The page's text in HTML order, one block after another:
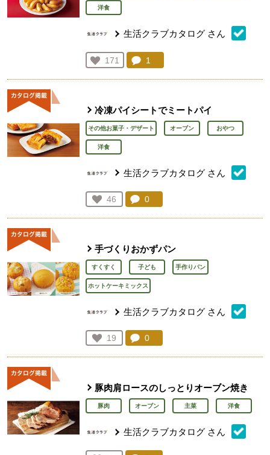
洋食
生活クラブカタログ さん
お気に入り登録：
171
人が登録
コメント：
1
冷凍パイシートでミートパイ
その他お菓子・デザート オーブン おやつ
洋食
生活クラブカタログ さん
お気に入り登録：
46
人が登録
コメント：
0
手づくりおかずパン
すくすく 子ども 手作りパン
ホットケーキミックス
生活クラブカタログ さん
お気に入り登録：
19
人が登録
コメント：
0
豚肉肩ロースのしっとりオーブン焼き
豚肉 オーブン 主菜 洋食
生活クラブカタログ さん